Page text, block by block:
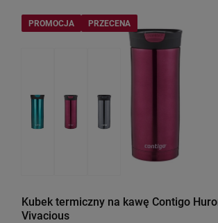
PROMOCJA PRZECENA
Kubek termiczny na kawę Contigo
Vivacious